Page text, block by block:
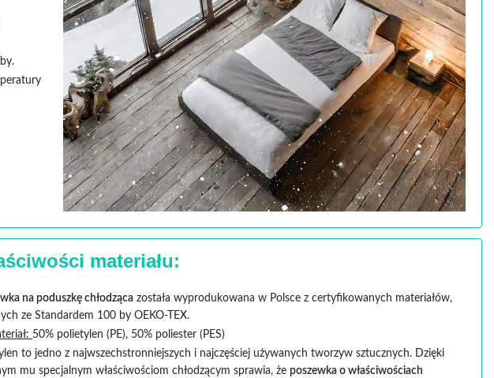
materiału:
na poduszkę chłodząca została wyprodukowana w Polsce z certyfikowanych materiałów,
ze Standardem 100 by OEKO-TEX.
50% polietylen (PE), 50% poliester (PES)
to jedno z najwszechstronniejszych i najczęściej używanych tworzyw sztucznych. Dzięki
mu specjalnym właściwościom chłodzącym sprawia, że poszewka o właściwościach